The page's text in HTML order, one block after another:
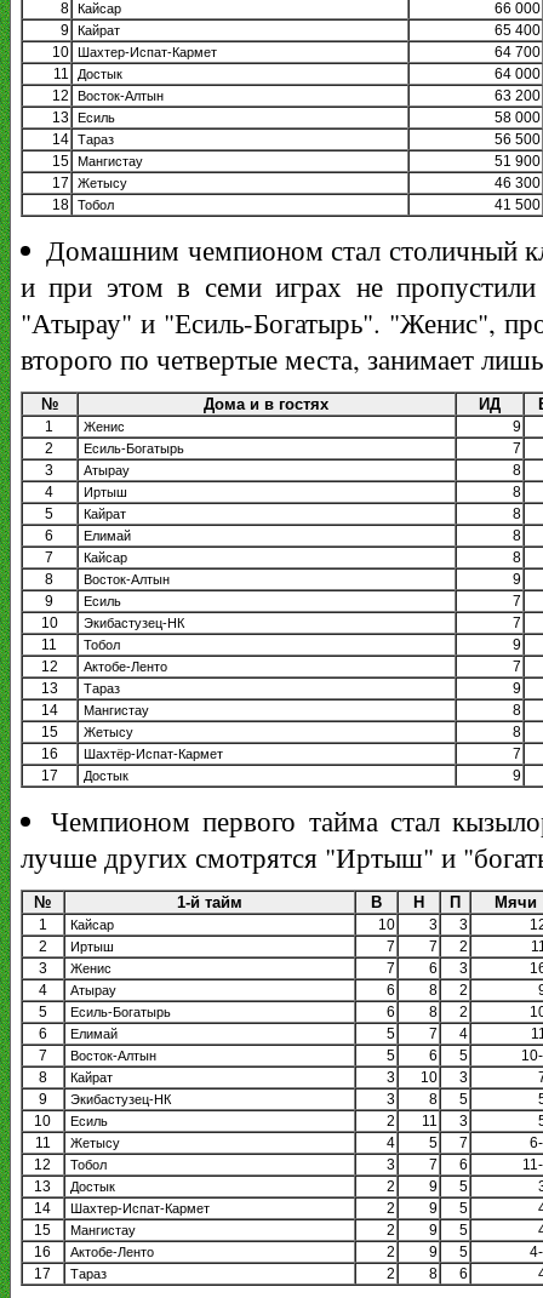
8 Кайсар
66 000
9 Кайрат
65 400
10 Шахтер-Испат-Кармет
64 700
11
Достык
64 000
12
Восток-Алтын
63 200
13 Есиль
58 000
14 Тараз
56 500
15 Мангистау
51 900
17
Жетысу
46 300
18 Тобол 41 500
Домашним чемпионом стал столичный
и при этом в семи играх не
"Атырау" и "Есиль-Богатырь". "Женис",
второго по четвертые места, занимает
№ Дома и в гостях ИД
1 Женис
9
2
Есиль-Богатырь
7
3
Атырау
8
4
Иртыш
8
5
Кайрат
8
6
Елимай
8
7
Кайсар
8
8
Восток-Алтын
9
9
Есиль
7
10
Экибастузец-НК
7
11
Тобол
9
12
Актобе-Ленто
7
13
Тараз
9
14
Мангистау
8
15
Жетысу
8
16
Шахтёр-Испат-Кармет
7
17
Достык 9
Чемпионом первого тайма стал
лучше других смотрятся "Иртыш" и
№ 1-й тайм В Н П Мячи
1 Кайсар 10 3 3
2
Иртыш 7 7 2
3
Женис 7 6 3
4
Атырау 6 8 2
5
Есиль-Богатырь 6 8 2
6
Елимай 5 7 4
7
Восток-Алтын 5 6 5
8
Кайрат 3 10 3
9
Экибастузец-НК 3 8 5
10
Есиль 2 11 3
11
Жетысу 4 5 7
12
Тобол 3 7 6
13
Достык 2 9 5
14
Шахтер-Испат-Кармет 2 9 5
15
Мангистау 2 9 5
16
Актобе-Ленто 2 9 5
17
Тараз 2 8 6